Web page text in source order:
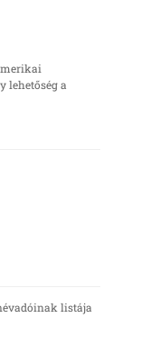
lehetőség a
listája